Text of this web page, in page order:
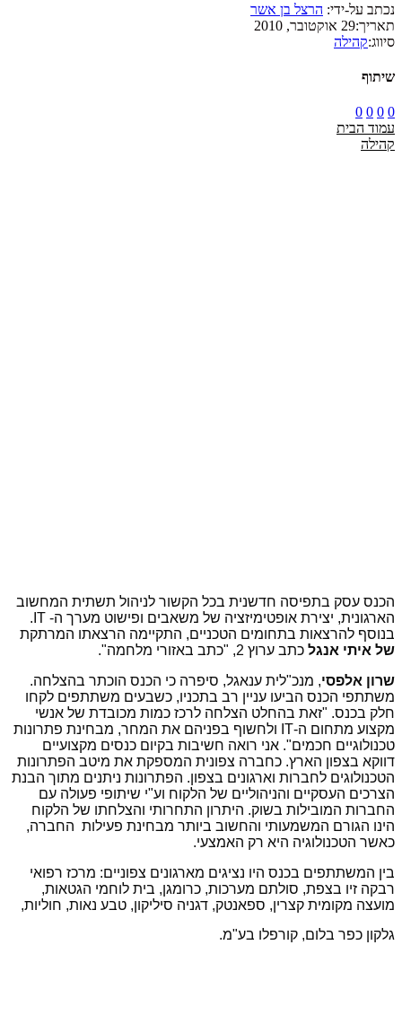
נכתב על-ידי: הרצל בן אשר
תאריך:29 אוקטובר, 2010
סיווג:קהילה
שיתוף
0
0
0
0
עמוד הבית
קהילה
הכנס עסק בתפיסה חדשנית בכל הקשור לניהול תשתית המחשוב
הארגונית, יצירת אופטימיזציה של משאבים ופישוט מערך ה- IT
.
בנוסף להרצאות בתחומים הטכניים, התקיימה הרצאתו המרתקת
של איתי אנגל כתב ערוץ 2, "כתב באזורי מלחמה".
שרון אלפסי, מנכ"לית ענאגל, סיפרה כי הכנס הוכתר בהצלחה.
משתתפי הכנס הביעו עניין רב בתכניו, כשבעים משתתפים לקחו
חלק בכנס. "זאת בהחלט הצלחה לרכז כמות מכובדת של אנשי
מקצוע מתחום ה-IT ולחשוף בפניהם את המחר, מבחינת פתרונות
טכנולוגיים חכמים". אני רואה חשיבות בקיום כנסים מקצועיים
דווקא בצפון הארץ. כחברה צפונית המספקת את מיטב הפתרונות
הטכנולוגים לחברות וארגונים בצפון. הפתרונות ניתנים מתוך הבנת
הצרכים העסקיים והניהוליים של הלקוח וע"י שיתופי פעולה עם
החברות המובילות בשוק. היתרון התחרותי והצלחתו של הלקוח
הינו הגורם המשמעותי והחשוב ביותר מבחינת פעילות החברה,
כאשר הטכנולוגיה היא רק האמצעי.
בין המשתתפים בכנס היו נציגים מארגונים צפוניים: מרכז רפואי
רבקה זיו בצפת, סולתם מערכות, כרומגן, בית לוחמי הגטאות,
מועצה מקומית קצרין, ספאנטק, דגניה סיליקון, טבע נאות, חוליות,
גלקון כפר בלום, קורפלו בע"מ.